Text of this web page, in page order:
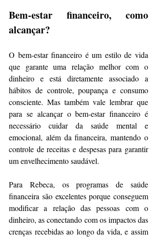
Bem-estar financeiro, como
alcançar?
O bem-estar financeiro é um estilo de vida
que garante uma relação melhor com o
dinheiro e está diretamente associado a
hábitos de controle, poupança e consumo
consciente. Mas também vale lembrar que
para se alcançar o bem-estar financeiro é
necessário cuidar da saúde mental e
emocional, além da financeira, mantendo o
controle de receitas e despesas para garantir
um envelhecimento saudável.
Para Rebeca, os programas de saúde
financeira são excelentes porque conseguem
modificar a relação das pessoas com o
dinheiro, as conectando com os impactos das
crenças recebidas ao longo da vida, e assim